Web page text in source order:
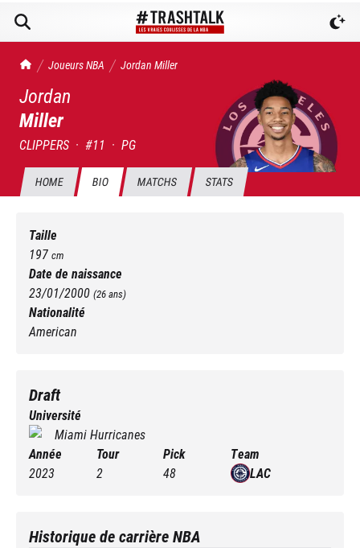
TrashTalk Actu NBA
Joueurs NBA Jordan Miller
Jordan
Miller
CLIPPERS · #11 · PG
HOME BIO MATCHS STATS
Taille
197 cm
Date de naissance
23/01/2000 (26ans)
Nationalité
American
Draft
Université
Miami Hurricanes
Année
2023
Tour
2
Pick
48
Team
LAC
Historique de carrière NBA